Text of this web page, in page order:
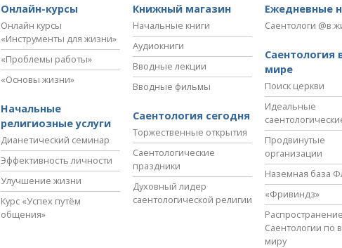
Онлайн-курсы
Онлайн курсы
«Инструменты для жизни»
«Проблемы работы»
«Основы жизни»
Начальные
религиозные услуги
Дианетический семинар
Эффективность личности
Улучшение жизни
Курс «Успех путём
общения»
Книжный магазин
Начальные книги
Аудиокниги
Вводные лекции
Вводные фильмы
Саентология сегодня
Торжественные открытия
Саентологические
праздники
Духовный лидер
саентологической религии
Ежедневные
Саентологи @в
Саентология
мире
Поиск церкви
Идеальные
Продвинутые
организации
Наземная база
«Фривиндз»
Распространение
Саентологии по
миру